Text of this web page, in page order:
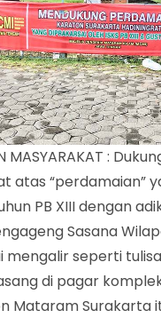
MASYARAKAT :
atas “perdamaian”
PB XIII dengan
Sasana
mengalir seperti
di pagar
Mataram Surakarta